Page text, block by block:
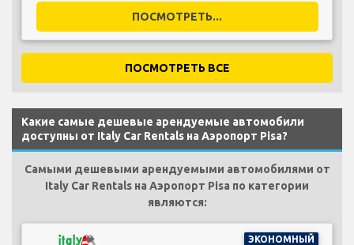
ПОСМОТРЕТЬ...
ПОСМОТРЕТЬ ВСЕ
Какие самые дешевые арендуемые автомобили
доступны от Italy Car Rentals на Аэропорт Pisa?
Самыми дешевыми арендуемыми автомобилями от
Italy Car Rentals на Аэропорт Pisa по категории
являются:
ЭКОНОМНЫЙ